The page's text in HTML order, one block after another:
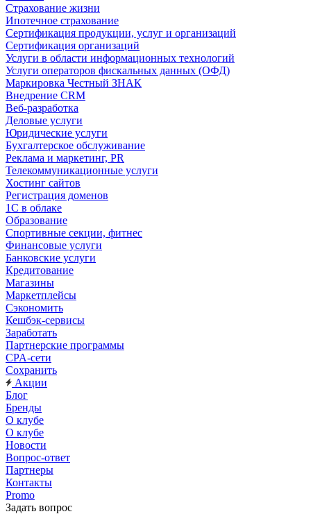
Страхование жизни
Ипотечное страхование
Сертификация продукции, услуг и организаций
Сертификация организаций
Услуги в области информационных технологий
Услуги операторов фискальных данных (ОФД)
Маркировка Честный ЗНАК
Внедрение CRM
Веб-разработка
Деловые услуги
Юридические услуги
Бухгалтерское обслуживание
Реклама и маркетинг, PR
Телекоммуникационные услуги
Хостинг сайтов
Регистрация доменов
1С в облаке
Образование
Спортивные секции, фитнес
Финансовые услуги
Банковские услуги
Кредитование
Магазины
Маркетплейсы
Сэкономить
Кешбэк-сервисы
Заработать
Партнерские программы
CPA-сети
Сохранить
Акции
Блог
Бренды
О клубе
О клубе
Новости
Вопрос-ответ
Партнеры
Контакты
Promo
Задать вопрос